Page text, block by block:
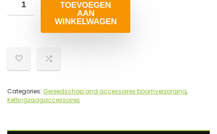
TOEVOEGEN
AAN
WINKELWAGEN
Categories: Gereedschap and accessoires boomverzorging,
Kettingzaagaccessoires